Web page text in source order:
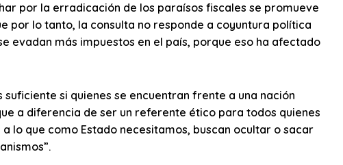
por la erradicación de los paraísos fiscales se promueve
por lo tanto, la consulta no responde a coyuntura política
evadan más impuestos en el país, porque eso ha afectado
si quienes se encuentran frente a una nación
a diferencia de ser un referente ético para todos quienes
lo que como Estado necesitamos, buscan ocultar o sacar